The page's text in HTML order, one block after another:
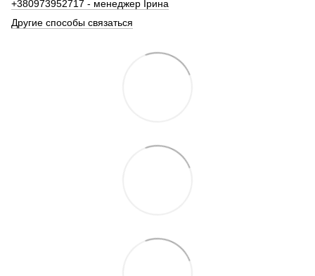
+380973952717 - менеджер Ірина
Другие способы связаться